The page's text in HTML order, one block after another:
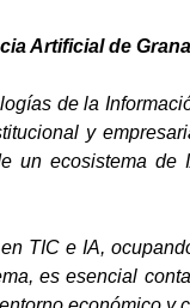
Artificial de
de la
y
un ecosistema de
TIC e IA,
es esencial